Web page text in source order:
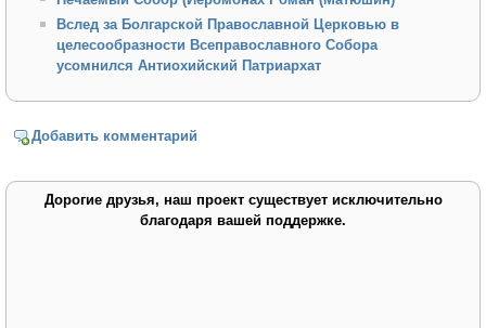
Вслед за Болгарской Православной Церковью в
целесообразности Всеправославного Собора
усомнился Антиохийский Патриархат
Добавить комментарий
Дорогие друзья, наш проект существует исключительно
благодаря вашей поддержке.